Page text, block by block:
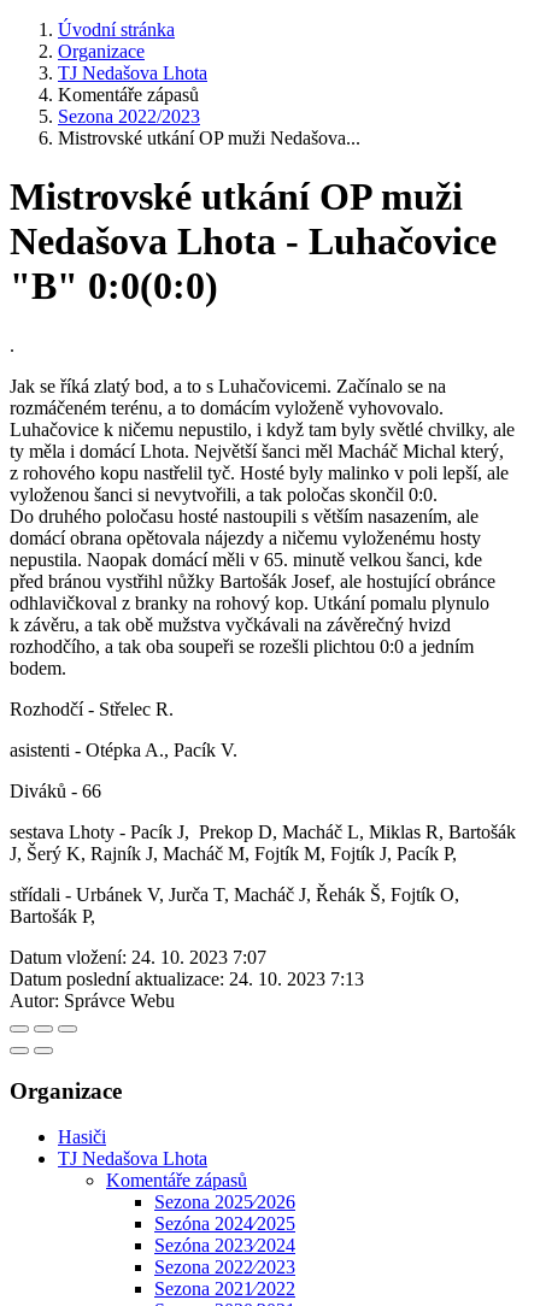
Úvodní stránka
Organizace
TJ Nedašova Lhota
Komentáře zápasů
Sezona 2022/2023
Mistrovské utkání OP muži Nedašova...
Mistrovské utkání OP muži
Nedašova Lhota - Luhačovice
"B" 0:0(0:0)
.
Jak se říká zlatý bod, a to s Luhačovicemi. Začínalo se na
rozmáčeném terénu, a to domácím vyloženě vyhovovalo.
Luhačovice k ničemu nepustilo, i když tam byly světlé chvilky, ale
ty měla i domácí Lhota. Největší šanci měl Macháč Michal který,
z rohového kopu nastřelil tyč. Hosté byly malinko v poli lepší, ale
vyloženou šanci si nevytvořili, a tak poločas skončil 0:0.
Do druhého poločasu hosté nastoupili s větším nasazením, ale
domácí obrana opětovala nájezdy a ničemu vyloženému hosty
nepustila. Naopak domácí měli v 65. minutě velkou šanci, kde
před bránou vystřihl nůžky Bartošák Josef, ale hostující obránce
odhlavičkoval z branky na rohový kop. Utkání pomalu plynulo
k závěru, a tak obě mužstva vyčkávali na závěrečný hvizd
rozhodčího, a tak oba soupeři se rozešli plichtou 0:0 a jedním
bodem.
Rozhodčí - Střelec R.
asistenti - Otépka A., Pacík V.
Diváků - 66
sestava Lhoty - Pacík J, Prekop D, Macháč L, Miklas R, Bartošák
J, Šerý K, Rajník J, Macháč M, Fojtík M, Fojtík J, Pacík P,
střídali - Urbánek V, Jurča T, Macháč J, Řehák Š, Fojtík O,
Bartošák P,
Datum vložení: 24. 10. 2023 7:07
Datum poslední aktualizace: 24. 10. 2023 7:13
Autor: Správce Webu
Organizace
Hasiči
TJ Nedašova Lhota
Komentáře zápasů
Sezona 2025⁄2026
Sezóna 2024⁄2025
Sezóna 2023⁄2024
Sezona 2022⁄2023
Sezona 2021⁄2022